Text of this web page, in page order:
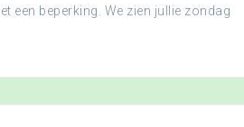
een beperking. We zien jullie zondag